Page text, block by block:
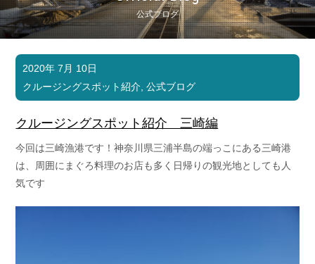
公式ブログ
マリンクラブ
マリンライフを堪能したい！
ボート販売
ボート免許 シースタイル
店舗情報 公式ブログ
2020年 7月 10日
クルージングスポット紹介,公式ブログ
クルージングスポット紹介 三崎編
今回は三崎漁港です！神奈川県三浦半島の端っこにある三崎港
は、周囲にまぐろ料理のお店も多く日帰りの観光地としても人
気です